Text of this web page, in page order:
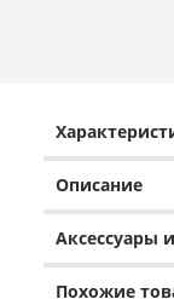
Описание
Аксессуары
Похожие